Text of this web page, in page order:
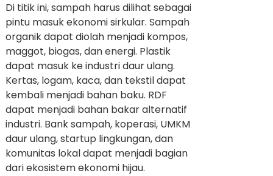
Di titik ini, sampah harus dilihat sebagai
pintu masuk ekonomi sirkular. Sampah
organik dapat diolah menjadi kompos,
maggot, biogas, dan energi. Plastik
dapat masuk ke industri daur ulang.
Kertas, logam, kaca, dan tekstil dapat
kembali menjadi bahan baku. RDF
dapat menjadi bahan bakar alternatif
industri. Bank sampah, koperasi, UMKM
daur ulang, startup lingkungan, dan
komunitas lokal dapat menjadi bagian
dari ekosistem ekonomi hijau.